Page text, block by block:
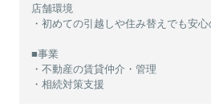
店舗環境
・初めての引越しや住み替えでも安
■事業
・不動産の賃貸仲介・管理
・相続対策支援